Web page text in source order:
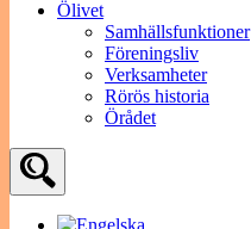
Ölivet
Samhällsfunktioner
Föreningsliv
Verksamheter
Rörös historia
Örådet